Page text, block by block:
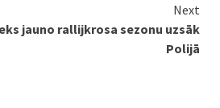
Next
jauno rallijkrosa sezonu uzsāk
Polijā